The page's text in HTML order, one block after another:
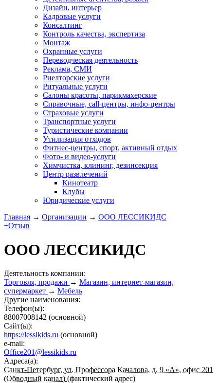
Дизайн, интерьер
Кадровые услуги
Консалтинг
Контроль качества, экспертиза
Монтаж
Охранные услуги
Переводческая деятельность
Реклама, СМИ
Риелторские услуги
Ритуальные услуги
Салоны красоты, парикмахерские
Справочные, call-центры, инфо-центры
Страховые услуги
Транспортные услуги
Туристические компании
Утилизация отходов
Фитнес-центры, спорт, активный отдых
Фото- и видео-услуги
Химчистка, клининг, дезинсекция
Центр развлечений
Кинотеатр
Клубы
Юридические услуги
Главная → Организации → ООО ЛЕССИКИДС
+Отзыв
ООО ЛЕССИКИДС
Деятельность компании:
Торговля, продажи → Магазин, интернет-магазин,
супермаркет → Мебель
Другие наименования:
Телефон(ы):
88007008142 (основной)
Сайт(ы):
https://lessikids.ru (основной)
e-mail:
Office201@lessikids.ru
Адреса(а):
Санкт-Петербург, ул. Профессора Качалова, д. 9 «А», офис 201
(Обводный канал) (фактический адрес)